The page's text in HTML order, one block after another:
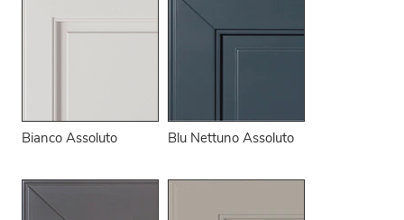
Bianco Assoluto Blu Nettuno Assoluto